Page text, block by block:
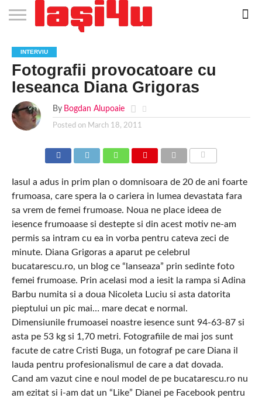
STIRI
APARTAMENTE
NOI IASI
STIRI
IASI
JOBS
IN
IASI
FILME
LA
CINEMA
CLUBURI /
DISCOTECI
BARURI /
CAFENELE
SALI DE
FORTA
SI
FITNESS
SALOANE DE
INFRUMUSETARE
AGENTII
DE
TURISM
IASI
RESTAURANTE
IN IASI
PIZZA
IN
IASI
PISCINA
IN IASI
FLORARII
RADIO
LIVE
IN
IASI
SPALATORII
AUTO
TRACTARI
AUTO
TAXI
IN
IASI
CINEMA
TEATRU
HOTELURI
/
PENSIUNI
TEREN
SPORTIV
TEREN
TENIS
IASI
FARMACII
NON
STOP
COFFEE-
TO-GO
FIRME DE
PUBLICITATE
RENT
A
CAR
INTERVIU
Fotografii provocatoare cu
Ieseanca Diana Grigoras
By Bogdan Alupoaie
Posted on March 18, 2011
Iasul a adus in prim plan o domnisoara de 20 de ani foarte
frumoasa, care spera la o cariera in lumea devastata fara
sa vrem de femei frumoase. Noua ne place ideea de
iesence frumoaase si destepte si din acest motiv ne-am
permis sa intram cu ea in vorba pentru cateva zeci de
minute. Diana Grigoras a aparut pe celebrul
bucatarescu.ro, un blog ce “lanseaza” prin sedinte foto
femei frumoase. Prin acelasi mod a iesit la rampa si Adina
Barbu numita si a doua Nicoleta Luciu si asta datorita
pieptului un pic mai… mare decat e normal.
Dimensiunile frumoasei noastre iesence sunt 94-63-87 si
asta pe 53 kg si 1,70 metri. Fotografiile de mai jos sunt
facute de catre Cristi Buga, un fotograf pe care Diana il
lauda pentru profesionalismul de care a dat dovada.
Cand am vazut cine e noul model de pe bucatarescu.ro nu
am ezitat si i-am dat un “Like” Dianei pe Facebook pentru